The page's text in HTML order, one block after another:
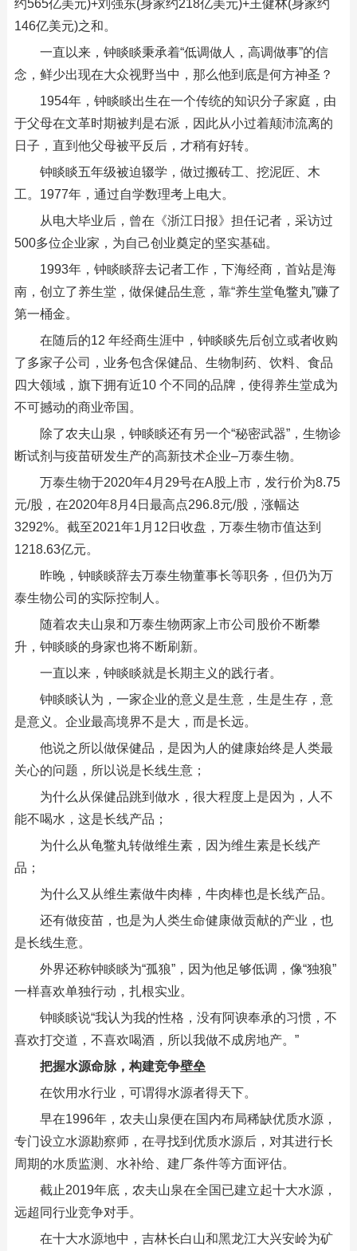
约565亿美元)+刘强东(身家约218亿美元)+王健林(身家约
146亿美元)之和。
一直以来，钟睒睒秉承着“低调做人，高调做事”的信
念，鲜少出现在大众视野当中，那么他到底是何方神圣？
1954年，钟睒睒出生在一个传统的知识分子家庭，由
于父母在文革时期被判是右派，因此从小过着颠沛流离的
日子，直到他父母被平反后，才稍有好转。
钟睒睒五年级被迫辍学，做过搬砖工、挖泥匠、木
工。1977年，通过自学数理考上电大。
从电大毕业后，曾在《浙江日报》担任记者，采访过
500多位企业家，为自己创业奠定的坚实基础。
1993年，钟睒睒辞去记者工作，下海经商，首站是海
南，创立了养生堂，做保健品生意，靠“养生堂龟鳖丸”赚了
第一桶金。
在随后的12 年经商生涯中，钟睒睒先后创立或者收购
了多家子公司，业务包含保健品、生物制药、饮料、食品
四大领域，旗下拥有近10 个不同的品牌，使得养生堂成为
不可撼动的商业帝国。
除了农夫山泉，钟睒睒还有另一个“秘密武器”，生物诊
断试剂与疫苗研发生产的高新技术企业–万泰生物。
万泰生物于2020年4月29号在A股上市，发行价为8.75
元/股，在2020年8月4日最高点296.8元/股，涨幅达
3292%。截至2021年1月12日收盘，万泰生物市值达到
1218.63亿元。
昨晚，钟睒睒辞去万泰生物董事长等职务，但仍为万
泰生物公司的实际控制人。
随着农夫山泉和万泰生物两家上市公司股价不断攀
升，钟睒睒的身家也将不断刷新。
一直以来，钟睒睒就是长期主义的践行者。
钟睒睒认为，一家企业的意义是生意，生是生存，意
是意义。企业最高境界不是大，而是长远。
他说之所以做保健品，是因为人的健康始终是人类最
关心的问题，所以说是长线生意；
为什么从保健品跳到做水，很大程度上是因为，人不
能不喝水，这是长线产品；
为什么从龟鳖丸转做维生素，因为维生素是长线产
品；
为什么又从维生素做牛肉棒，牛肉棒也是长线产品。
还有做疫苗，也是为人类生命健康做贡献的产业，也
是长线生意。
外界还称钟睒睒为“孤狼”，因为他足够低调，像“独狼”
一样喜欢单独行动，扎根实业。
钟睒睒说“我认为我的性格，没有阿谀奉承的习惯，不
喜欢打交道，不喜欢喝酒，所以我做不成房地产。”
把握水源命脉，构建竞争壁垒
在饮用水行业，可谓得水源者得天下。
早在1996年，农夫山泉便在国内布局稀缺优质水源，
专门设立水源勘察师，在寻找到优质水源后，对其进行长
周期的水质监测、水补给、建厂条件等方面评估。
截止2019年底，农夫山泉在全国已建立起十大水源，
远超同行业竞争对手。
在十大水源地中，吉林长白山和黑龙江大兴安岭为矿